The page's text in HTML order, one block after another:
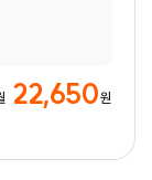
22,650원